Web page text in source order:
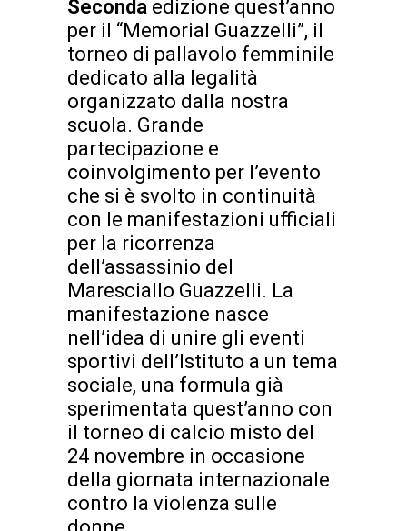
Seconda edizione quest’anno
per il “Memorial Guazzelli”, il
torneo di pallavolo femminile
dedicato alla legalità
organizzato dalla nostra
scuola. Grande
partecipazione e
coinvolgimento per l’evento
che si è svolto in continuità
con le manifestazioni ufficiali
per la ricorrenza
dell’assassinio del
Maresciallo Guazzelli. La
manifestazione nasce
nell’idea di unire gli eventi
sportivi dell’Istituto a un tema
sociale, una formula già
sperimentata quest’anno con
il torneo di calcio misto del
24 novembre in occasione
della giornata internazionale
contro la violenza sulle